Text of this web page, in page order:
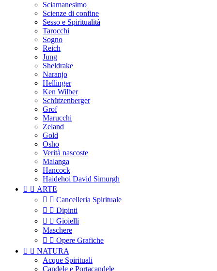
Sciamanesimo
Scienze di confine
Sesso e Spiritualità
Tarocchi
Sogno
Reich
Jung
Sheldrake
Naranjo
Hellinger
Ken Wilber
Schützenberger
Grof
Marucchi
Zeland
Gold
Osho
Verità nascoste
Malanga
Hancock
Haidehoi David Simurgh
  ARTE
  Cancelleria Spirituale
  Dipinti
  Gioielli
Maschere
  Opere Grafiche
  NATURA
Acque Spirituali
Candele e Portacandele